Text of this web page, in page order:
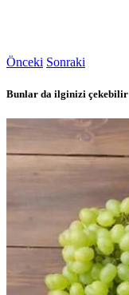
Önceki Sonraki
Bunlar da ilginizi çekebilir